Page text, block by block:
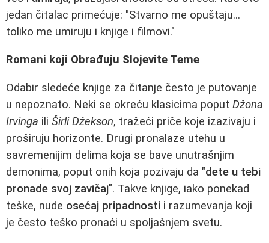
jedan čitalac primećuje: "Stvarno me opuštaju...
toliko me umiruju i knjige i filmovi."
Romani koji Obrađuju Slojevite Teme
Odabir sledeće knjige za čitanje često je putovanje
u nepoznato. Neki se okreću klasicima poput Džona
Irvinga ili Širli Džekson, tražeći priče koje izazivaju i
proširuju horizonte. Drugi pronalaze utehu u
savremenijim delima koja se bave unutrašnjim
demonima, poput onih koja pozivaju da "dete u tebi
pronade svoj zavičaj". Takve knjige, iako ponekad
teške, nude osećaj pripadnosti i razumevanja koji
je često teško pronaći u spoljašnjem svetu.